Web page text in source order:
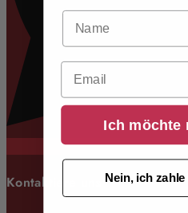
Kontaktiere uns
Email
Ich möchte
Nein, ich